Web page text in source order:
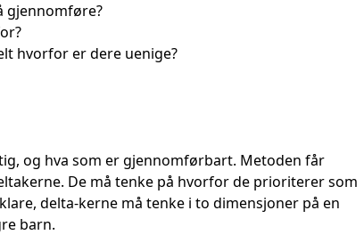
gjennomføre?
hvorfor er dere uenige?
og hva som er gjennomførbart. Metoden får
De må tenke på hvorfor de prioriterer som
delta-kerne må tenke i to dimensjoner på en
barn.